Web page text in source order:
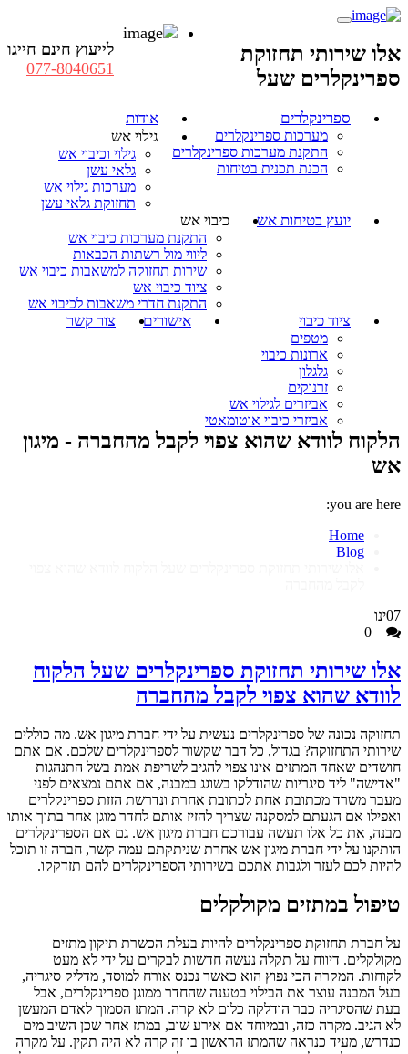
לייעוץ חינם חייגו
077-8040651
ספרינקלרים
מערכות ספרינקלרים
התקנת מערכות ספרינקלרים
הכנת תכנית בטיחות
אודות
גילוי אש
גילוי וכיבוי אש
גלאי עשן
מערכות גילוי אש
תחזוקת גלאי עשן
יועץ בטיחות אש כיבוי אש
התקנת מערכות כיבוי אש
ליווי מול רשתות הכבאות
שירות תחזוקה למשאבות כיבוי אש
ציוד כיבוי אש
התקנת חדרי משאבות לכיבוי אש
ציוד כיבוי
מטפים
ארונות כיבוי
גלגלון
זרנוקים
אביזרים לגילוי אש
אביזרי כיבוי אוטומאטי
אישורים צור קשר
אלו שירותי תחזוקת
ספרינקלרים שעל
הלקוח לוודא שהוא צפוי לקבל מהחברה - מיגון
אש
you are here:
Home
Blog
07ינו
אלו שירותי תחזוקת ספרינקלרים שעל הלקוח
לוודא שהוא צפוי לקבל מהחברה
תחזוקה נכונה של ספרינקלרים נעשית על ידי חברת מיגון אש. מה כוללים
שירותי התחזוקה? בגדול, כל דבר שקשור לספרינקלרים שלכם. אם אתם
חושדים שאחד המתזים אינו צפוי להגיב לשריפת אמת בשל התנהגות
"אדישה" ליד סיגריות שהודלקו בשוגג במבנה, אם אתם נמצאים לפני
מעבר משרד מכתובת אחת לכתובת אחרת ונדרשת הזזת ספרינקלרים
ואפילו אם הגעתם למסקנה שצריך להזיז אותם לחדר מוגן אחר בתוך אותו
מבנה, את כל אלו תעשה עבורכם חברת מיגון אש. גם אם הספרינקלרים
הותקנו על ידי חברת מיגון אש אחרת שניתקתם עמה קשר, חברה זו תוכל
להיות לכם לעזר ולגבות אתכם בשירותי הספרינקלרים להם תזדקקו.
טיפול במתזים מקולקלים
על חברת תחזוקת ספרינקלרים להיות בעלת הכשרת תיקון מתזים
מקולקלים. דיווח על תקלה נעשה חדשות לבקרים על ידי לא מעט
לקוחות. המקרה הכי נפוץ הוא כאשר נכנס אורח למוסד, מדליק סיגריה,
בעל המבנה עוצר את הבילוי בטענה שהחדר ממוגן ספרינקלרים, אבל
בעת שהסיגריה כבר הודלקה כלום לא קרה. המתז הסמוך לאדם המעשן
לא הגיב. מקרה כזה, ובמיוחד אם אירע שוב, במתז אחר שכן השיב מים
כנדרש, מעיד כנראה שהמתז הראשון בו זה קרה לא היה תקין. על מקרה